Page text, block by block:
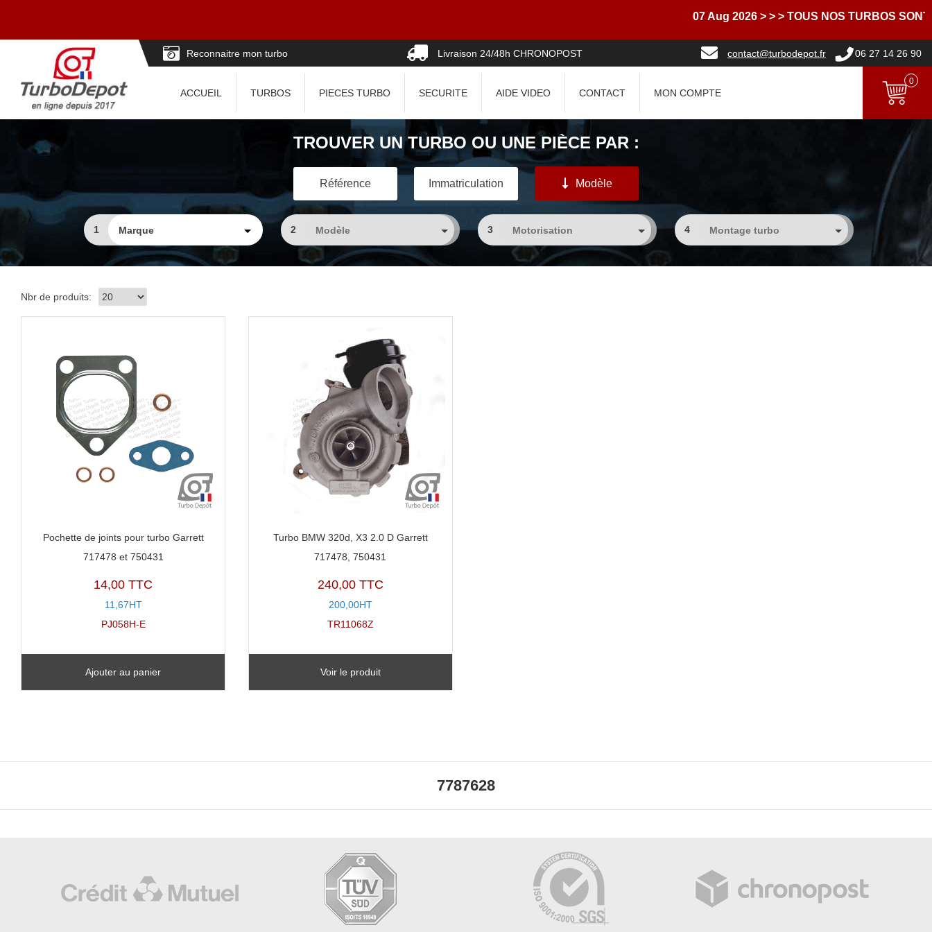
07 Aug 2026 > > > TOUS NOS TURBOS SONT
Reconnaitre mon turbo Livraison 24/48h CHRONOPOST contact@turbodepot.fr 06 27 14 26 90
ACCUEIL TURBOS PIECES TURBO SECURITE AIDE VIDEO CONTACT MON COMPTE
0
TROUVER UN TURBO OU UNE PIÈCE PAR :
Référence Immatriculation Modèle
1 2 3 4
Nbr de produits:
Pochette de joints pour turbo Garrett
717478 et 750431
14,00 TTC
11,67HT
PJ058H-E
Ajouter au panier
Turbo BMW 320d, X3 2.0 D Garrett
717478, 750431
240,00 TTC
200,00HT
TR11068Z
Voir le produit
7787628